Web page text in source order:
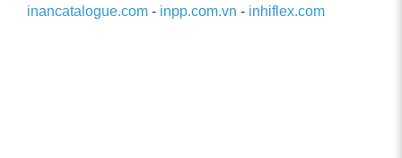
inancatalogue.com - inpp.com.vn - inhiflex.com